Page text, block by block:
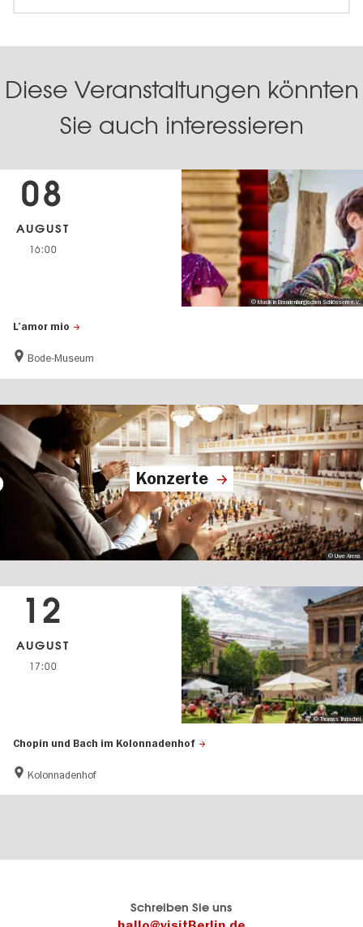
Diese Veranstaltungen könnten
Sie auch interessieren
L’amor mio
Bode-Museum
08
AUGUST
16:00
© Musik in Brandenburgischen Schlössern e.V.
Konzerte
© Uwe Arens
Chopin und Bach im Kolonnadenhof
Kolonnadenhof
12
AUGUST
17:00
© Thomas Trutschel
Schreiben Sie uns